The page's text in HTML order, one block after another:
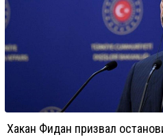
Хакан Фидан призвал